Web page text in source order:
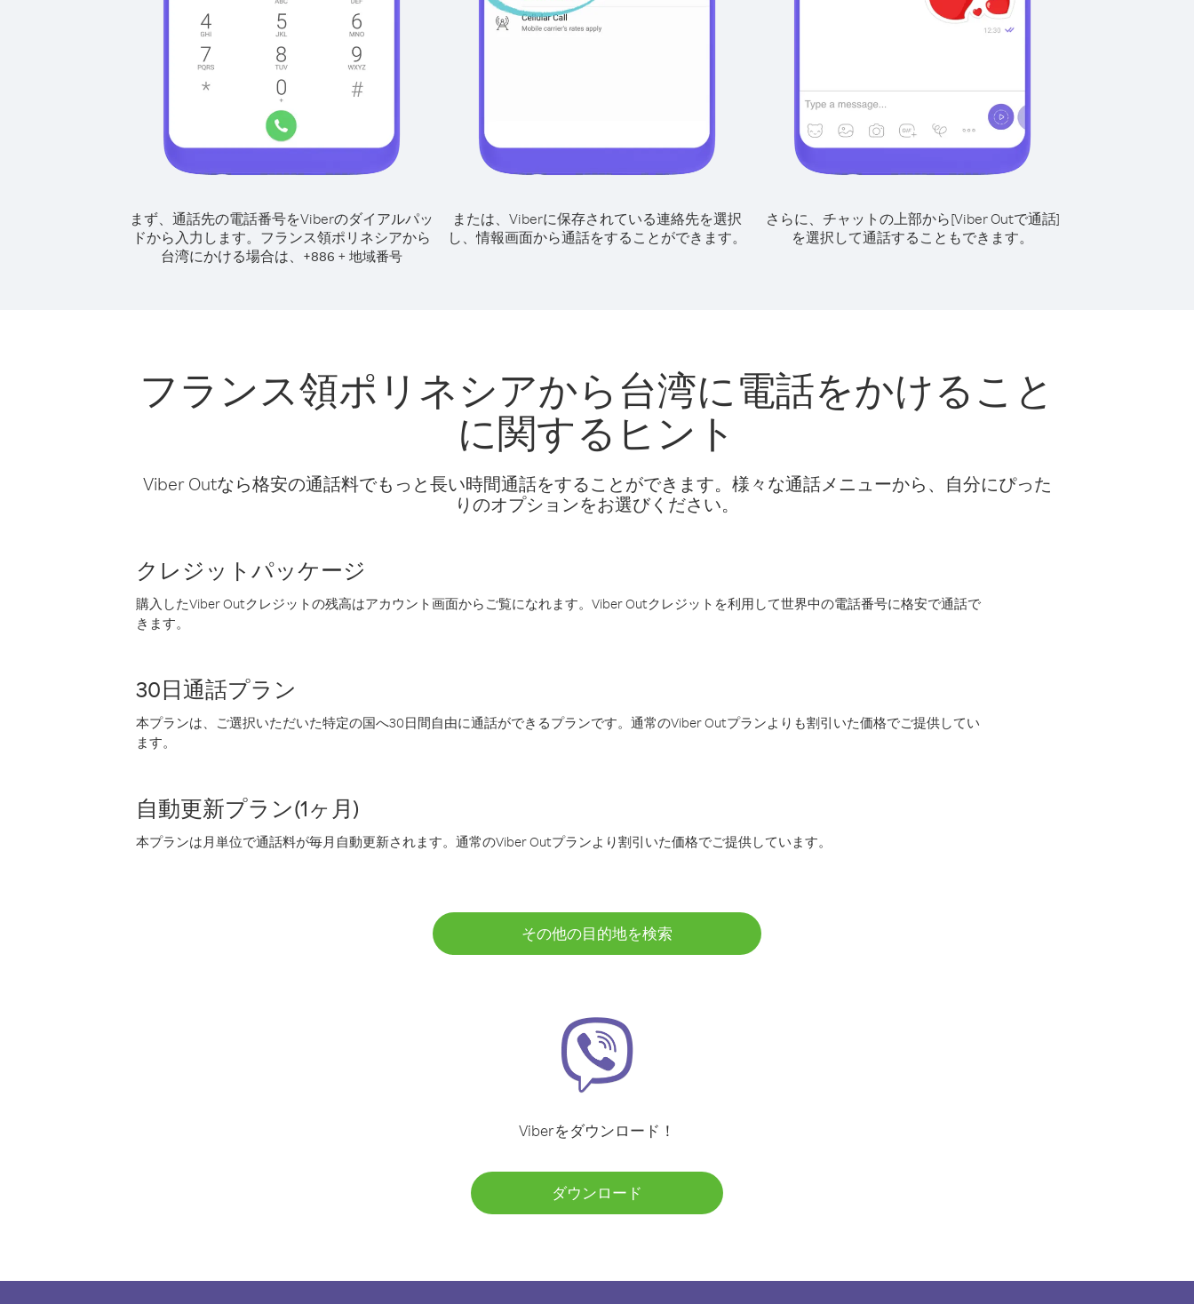
まず、通話先の電話番号をViberのダイアルパッ
ドから入力します。 フランス領ポリネシアから
台湾にかける場合は、 +886 + 地域番号
または、Viberに保存されている連絡先を選択
し、情報画面から通話をすることができます。
さらに、チャットの上部から[Viber Outで通話]
を選択して通話することもできます。
フランス領ポリネシアから台湾に電話をかけること
に関するヒント
Viber Outなら格安の通話料でもっと長い時間通話をすることができます。様々な通話メニューから、自分にぴった
りのオプションをお選びください。
クレジットパッケージ
購入したViber Outクレジットの残高はアカウント画面からご覧になれます。Viber Outクレジットを利用して世界中の電話番号に格安で通話で
きます。
30日通話プラン
本プランは、ご選択いただいた特定の国へ30日間自由に通話ができるプランです。通常のViber Outプランよりも割引いた価格でご提供してい
ます。
自動更新プラン(1ヶ月)
本プランは月単位で通話料が毎月自動更新されます。通常のViber Outプランより割引いた価格でご提供しています。
その他の目的地を検索
Viberをダウンロード！
ダウンロード